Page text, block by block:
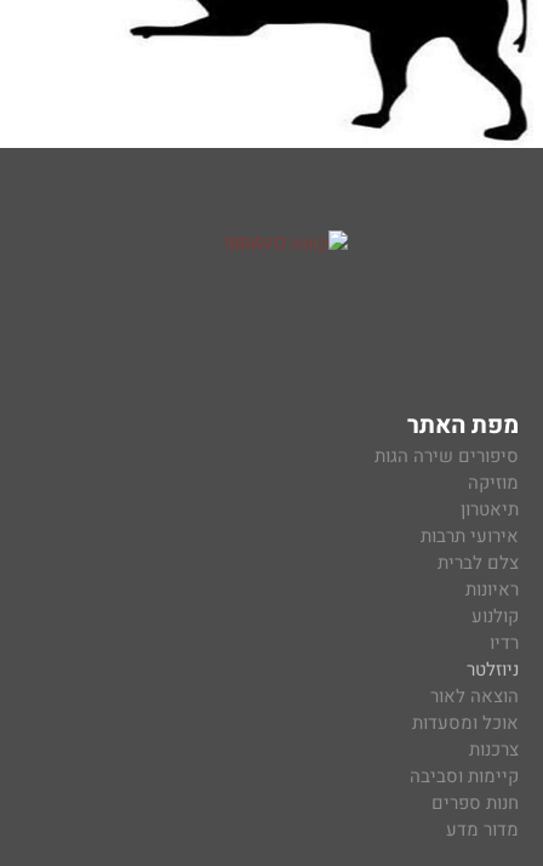
מפת האתר
סיפורים שירה הגות
מוזיקה
תיאטרון
אירועי תרבות
צלם לברית
ראיונות
קולנוע
רדיו
ניוזלטר
הוצאה לאור
אוכל ומסעדות
צרכנות
קיימות וסביבה
חנות ספרים
מדור מדע